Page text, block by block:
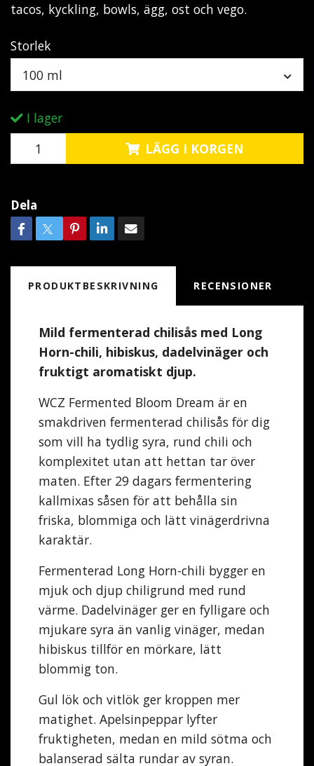
tacos, kyckling, bowls, ägg, ost och vego.
Storlek
100 ml
I lager
LÄGG I KORGEN
Dela
PRODUKTBESKRIVNING RECENSIONER
Mild fermenterad chilisås med Long
Horn-chili, hibiskus, dadelvinäger och
fruktigt aromatiskt djup.
WCZ Fermented Bloom Dream är en
smakdriven fermenterad chilisås för dig
som vill ha tydlig syra, rund chili och
komplexitet utan att hettan tar över
maten. Efter 29 dagars fermentering
kallmixas såsen för att behålla sin
friska, blommiga och lätt vinägerdrivna
karaktär.
Fermenterad Long Horn-chili bygger en
mjuk och djup chiligrund med rund
värme. Dadelvinäger ger en fylligare och
mjukare syra än vanlig vinäger, medan
hibiskus tillför en mörkare, lätt
blommig ton.
Gul lök och vitlök ger kroppen mer
matighet. Apelsinpeppar lyfter
fruktigheten, medan en mild sötma och
balanserad sälta rundar av syran.